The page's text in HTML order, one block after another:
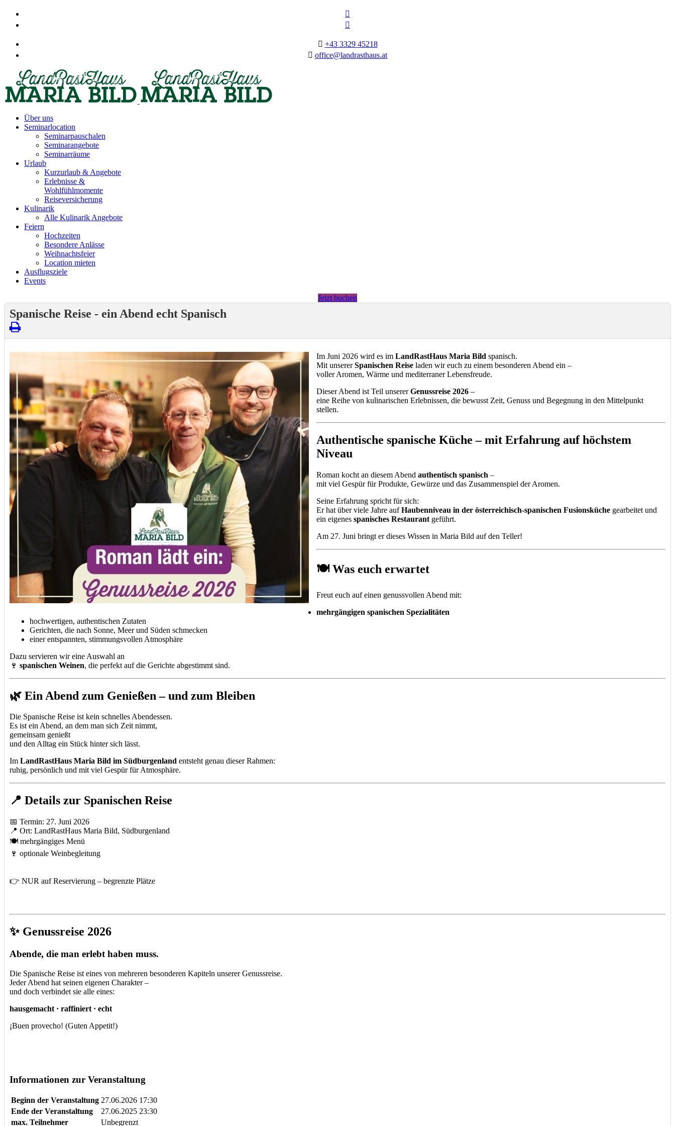
+43 3329 45218
office@landrasthaus.at
Über uns
Seminarlocation
Seminarpauschalen
Seminarangebote
Seminarräume
Urlaub
Kurzurlaub & Angebote
Erlebnisse &
Wohlfühlmomente
Reiseversicherung
Kulinarik
Alle Kulinarik Angebote
Feiern
Hochzeiten
Besondere Anlässe
Weihnachtsfeier
Location mieten
Ausflugsziele
Events
Jetzt buchen
Spanische Reise - ein Abend echt Spanisch
Im Juni 2026 wird es im LandRastHaus Maria Bild spanisch.
Mit unsererSpanischen Reise laden wir euch zu einem besonderen Abend ein –
voller Aromen, Wärme und mediterraner Lebensfreude.
Dieser Abend ist Teil unsererGenussreise 2026 –
eine Reihe von kulinarischen Erlebnissen, die bewusst Zeit, Genuss und Begegnung in den Mittelpunkt
stellen.
Authentische spanische Küche – mit Erfahrung auf höchstem
Niveau
Roman kocht an diesem Abend authentisch spanisch –
mit viel Gespür für Produkte, Gewürze und das Zusammenspiel der Aromen.
Seine Erfahrung spricht für sich:
Er hat über viele Jahre aufHaubenniveau in der österreichisch-spanischen Fusionsküche gearbeitet und
ein eigenes spanisches Restaurant geführt.
Am 27. Juni bringt er dieses Wissen in Maria Bild auf den Teller!
🍽 Was euch erwartet
Freut euch auf einen genussvollen Abend mit:
mehrgängigen spanischen Spezialitäten
hochwertigen, authentischen Zutaten
Gerichten, die nach Sonne, Meer und Süden schmecken
einer entspannten, stimmungsvollen Atmosphäre
Dazu servieren wir eine Auswahl an
🍷 spanischen Weinen, die perfekt auf die Gerichte abgestimmt sind.
🌿 Ein Abend zum Genießen – und zum Bleiben
Die Spanische Reise ist kein schnelles Abendessen.
Es ist ein Abend, an dem man sich Zeit nimmt,
gemeinsam genießt
und den Alltag ein Stück hinter sich lässt.
Im LandRastHaus Maria Bild im Südburgenland entsteht genau dieser Rahmen:
ruhig, persönlich und mit viel Gespür für Atmosphäre.
📍 Details zur Spanischen Reise
📅 Termin: 27. Juni 2026
📍 Ort: LandRastHaus Maria Bild, Südburgenland
🍽 mehrgängiges Menü
🍷 optionale Weinbegleitung
👉 NUR auf Reservierung – begrenzte Plätze
✨ Genussreise 2026
Abende, die man erlebt haben muss.
Die Spanische Reise ist eines von mehreren besonderen Kapiteln unserer Genussreise.
Jeder Abend hat seinen eigenen Charakter –
und doch verbindet sie alle eines:
hausgemacht · raffiniert · echt
¡Buen provecho! (Guten Appetit!)
Informationen zur Veranstaltung
Beginn der Veranstaltung 27.06.2026 17:30
Ende der Veranstaltung
27.06.2025 23:30
max. Teilnehmer
Unbegrenzt